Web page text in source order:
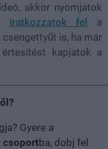
akkor nyomjatok
iratkozzatok fel
a
is, ha már
kapjatok a
Gyere a
csoportba, dobj fel